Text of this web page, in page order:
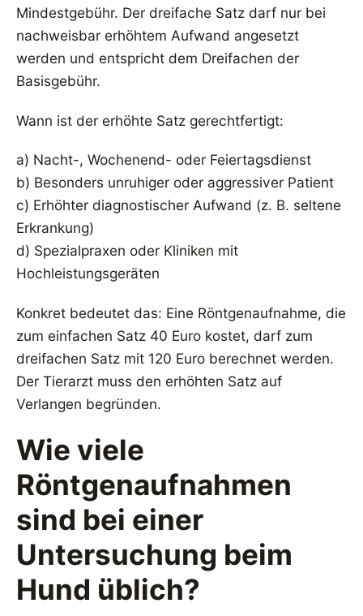
Mindestgebühr. Der dreifache Satz darf nur bei
nachweisbar erhöhtem Aufwand angesetzt
werden und entspricht dem Dreifachen der
Basisgebühr.
Wann ist der erhöhte Satz gerechtfertigt:
a) Nacht-, Wochenend- oder Feiertagsdienst
b) Besonders unruhiger oder aggressiver Patient
c) Erhöhter diagnostischer Aufwand (z. B. seltene
Erkrankung)
d) Spezialpraxen oder Kliniken mit
Hochleistungsgeräten
Konkret bedeutet das: Eine Röntgenaufnahme, die
zum einfachen Satz 40 Euro kostet, darf zum
dreifachen Satz mit 120 Euro berechnet werden.
Der Tierarzt muss den erhöhten Satz auf
Verlangen begründen.
Wie viele
Röntgenaufnahmen
sind bei einer
Untersuchung beim
Hund üblich?